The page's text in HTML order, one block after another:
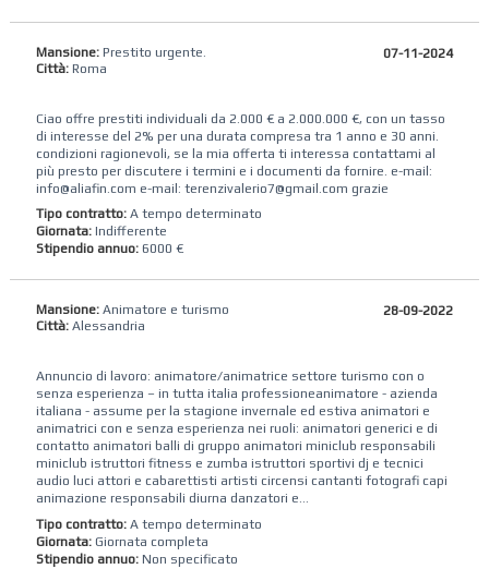
Mansione:Prestito urgente.
Città:Roma
07-11-2024
Ciao offre prestiti individuali da 2.000 € a 2.000.000 €, con un tasso
di interesse del 2% per una durata compresa tra 1 anno e 30 anni.
condizioni ragionevoli, se la mia offerta ti interessa contattami al
più presto per discutere i termini e i documenti da fornire. e-mail:
info@aliafin.com e-mail: terenzivalerio7@gmail.com grazie
Tipo contratto:A tempo determinato
Giornata: Indifferente
Stipendio annuo: 6000 €
Mansione:Animatore e turismo
Città:Alessandria
28-09-2022
Annuncio di lavoro: animatore/animatrice settore turismo con o
senza esperienza – in tutta italia professioneanimatore - azienda
italiana - assume per la stagione invernale ed estiva animatori e
animatrici con e senza esperienza nei ruoli: animatori generici e di
contatto animatori balli di gruppo animatori miniclub responsabili
miniclub istruttori fitness e zumba istruttori sportivi dj e tecnici
audio luci attori e cabarettisti artisti circensi cantanti fotografi capi
animazione responsabili diurna danzatori e...
Tipo contratto:A tempo determinato
Giornata: Giornata completa
Stipendio annuo: Non specificato